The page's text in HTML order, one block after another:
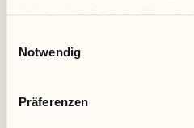
Notwendig
Präferenzen